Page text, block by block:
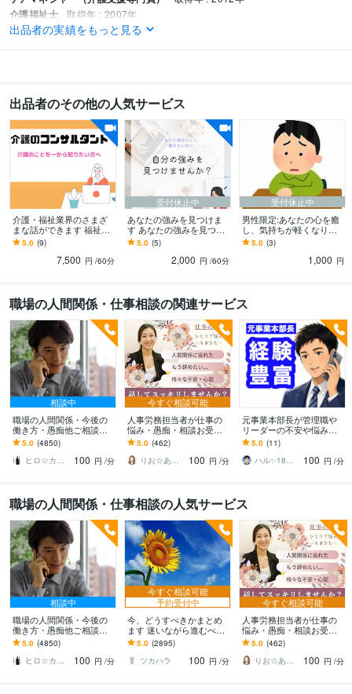
介護福祉士 取得年 : 2007年
出品者の実績をもっと見る
出品者のその他の人気サービス
介護・福祉業界のさまざ
まな話ができます 福祉・
介護業界についてリサー
チしたい方はご相談下さ
5.0 (9)
7,500 円 /60分
受付休止中
あなたの強みを見つけま
す あなたの強みを見つけ
理想的な働き方をみつけ
ます
5.0 (5)
2,000 円 /60分
受付休止中
男性限定:あなたの心を癒
し、気持ちが軽くなりま
す 自分の好きな時間とタ
イミングで話しをしたい
と思っている方へ
5.0 (3)
1,000 円
職場の人間関係・仕事相談の関連サービス
相談中
職場の人間関係・今後の
働き方・愚痴他ご相談承
ります お金に関する悩
み・転職・職場の悩みな
どお伺い致します
5.0 (4850)
ヒロ☆カウンセリング＆コンサルティング
100 円 /分
今すぐ相談可能
人事労務担当者が仕事の
悩み・愚痴・相談お受け
します 職場の人間関係・
仕事・将来の不安・転
職・面接等一緒に考えま
5.0 (462)
りお☆あなたの背中そっと押します
100 円 /分
元事業本部長が管理職や
リーダーの不安や悩み聴
きます 人材育成・マネジ
メント等、人に関する悩
みを傾聴・助言します✨
5.0 (11)
ハル✨18年7万人以上の実績×書籍著者
100 円 /分
職場の人間関係・仕事相談の人気サービス
相談中
職場の人間関係・今後の
働き方・愚痴他ご相談承
ります お金に関する悩
み・転職・職場の悩みな
どお伺い致します
5.0 (4850)
ヒロ☆カウンセリング＆コンサルティング
100 円 /分
今すぐ相談可能
予約受付中
今、どうすべきかまとめ
ます 迷いながら進むべき
道を探している方へ
5.0 (2895)
ツカハラ
100 円 /分
今すぐ相談可能
人事労務担当者が仕事の
悩み・愚痴・相談お受け
します 職場の人間関係・
仕事・将来の不安・転
職・面接等一緒に考えま
5.0 (462)
りお☆あなたの背中そっと押します
100 円 /分